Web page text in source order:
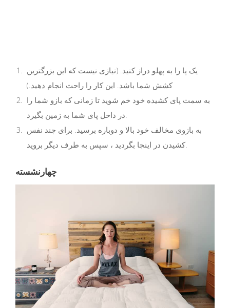
یک پا را به پهلو دراز کنید. (نیازی نیست که این بزرگترین
کشش شما باشد. این کار را راحت انجام دهید.)
به سمت پای کشیده خود خم شوید تا زمانی که بازو شما را
به بازوی مخالف خود بالا و دوباره برسید. برای چند نفس
کشیدن در اینجا بگردید ، سپس به طرف دیگر بروید.
چهار نشسته